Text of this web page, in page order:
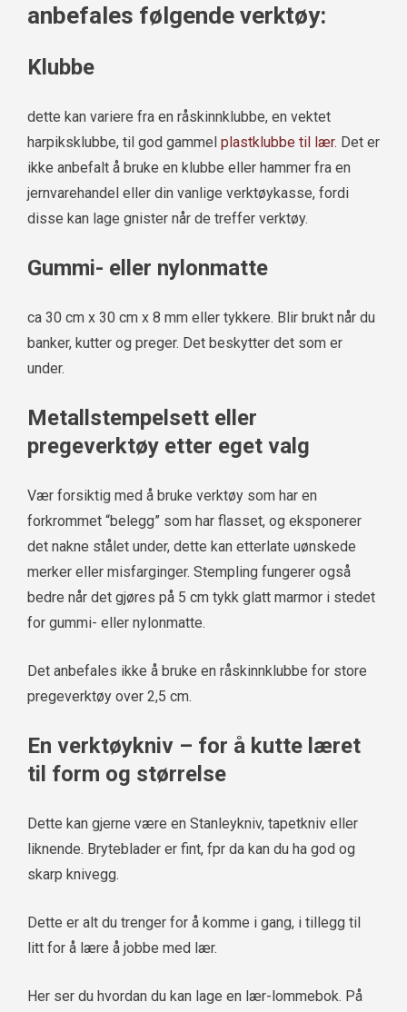
anbefales følgende verktøy:
Klubbe
dette kan variere fra en råskinnklubbe, en vektet
harpiksklubbe, til god gammel plastklubbe til lær. Det er
ikke anbefalt å bruke en klubbe eller hammer fra en
jernvarehandel eller din vanlige verktøykasse, fordi
disse kan lage gnister når de treffer verktøy.
Gummi- eller nylonmatte
ca 30 cm x 30 cm x 8 mm eller tykkere. Blir brukt når du
banker, kutter og preger. Det beskytter det som er
under.
Metallstempelsett eller
pregeverktøy etter eget valg
Vær forsiktig med å bruke verktøy som har en
forkrommet “belegg” som har flasset, og eksponerer
det nakne stålet under, dette kan etterlate uønskede
merker eller misfarginger. Stempling fungerer også
bedre når det gjøres på 5 cm tykk glatt marmor i stedet
for gummi- eller nylonmatte.
Det anbefales ikke å bruke en råskinnklubbe for store
pregeverktøy over 2,5 cm.
En verktøykniv – for å kutte læret
til form og størrelse
Dette kan gjerne være en Stanleykniv, tapetkniv eller
liknende. Bryteblader er fint, fpr da kan du ha god og
skarp knivegg.
Dette er alt du trenger for å komme i gang, i tillegg til
litt for å lære å jobbe med lær.
Her ser du hvordan du kan lage en lær-lommebok. På